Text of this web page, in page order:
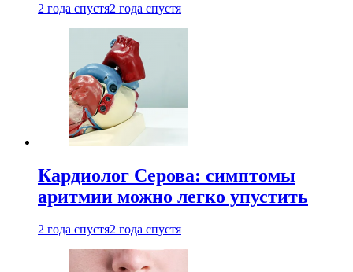
2 года спустя2 года спустя
Кардиолог Серова: симптомы
аритмии можно легко упустить
2 года спустя2 года спустя